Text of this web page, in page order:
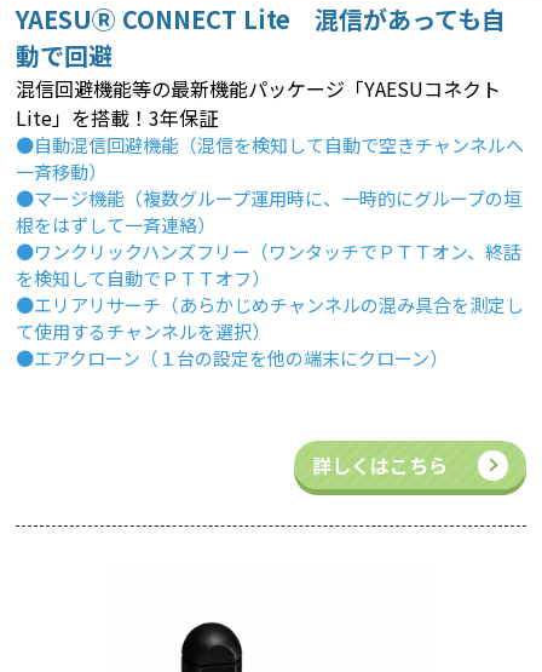
YAESUⓇ CONNECT Lite 混信があっても自
動で回避
混信回避機能等の最新機能パッケージ「YAESUコネクト
Lite」を搭載！3年保証
●自動混信回避機能（混信を検知して自動で空きチャンネルへ
一斉移動）
●マージ機能（複数グループ運用時に、一時的にグループの垣
根をはずして一斉連絡）
●ワンクリックハンズフリー（ワンタッチでＰＴＴオン、終話
を検知して自動でＰＴＴオフ）
●エリアリサーチ（あらかじめチャンネルの混み具合を測定し
て使用するチャンネルを選択）
●エアクローン（１台の設定を他の端末にクローン）
詳しくはこちら